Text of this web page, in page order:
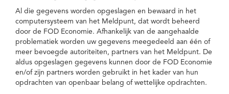
Al die gegevens worden opgeslagen en bewaard in het
computersysteem van het Meldpunt, dat wordt beheerd
door de FOD Economie. Afhankelijk van de aangehaalde
problematiek worden uw gegevens meegedeeld aan één of
meer bevoegde autoriteiten, partners van het Meldpunt. De
aldus opgeslagen gegevens kunnen door de FOD Economie
en/of zijn partners worden gebruikt in het kader van hun
opdrachten van openbaar belang of wettelijke opdrachten.